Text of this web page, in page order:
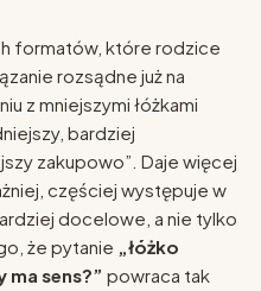
formatów, które rodzice
rozsądne już na
z mniejszymi łóżkami
bardziej
zakupowo”. Daje więcej
częściej występuje w
docelowe, a nie tylko
że pytanie „łóżko
sens?” powraca tak